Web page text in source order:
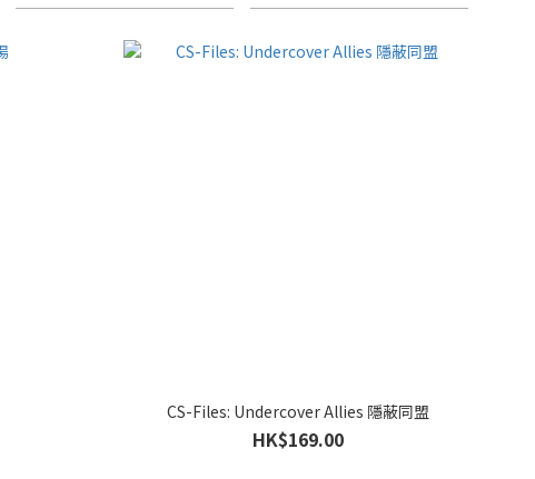
CS-Files: Undercover Allies 隱蔽同盟
HK$169.00